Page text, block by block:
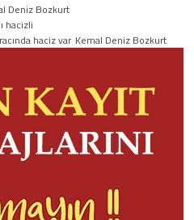
Deniz Bozkurt
hacizli
haciz var Kemal Deniz Bozkurt